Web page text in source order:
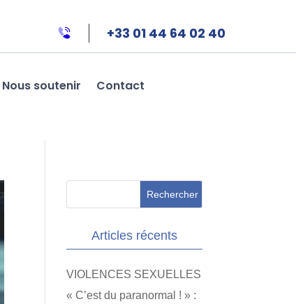
+33 01 44 64 02 40
Nous soutenir Contact
Articles récents
VIOLENCES SEXUELLES
« C’est du paranormal ! » :